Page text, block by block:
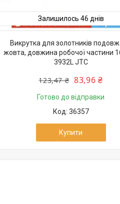
Залишилось 46 днів
Викрутка для золотників
жовта, довжина робочої частини
3932L JTC
123,47 ₴ 83,96 ₴
Готово до відправки
36357
Купити